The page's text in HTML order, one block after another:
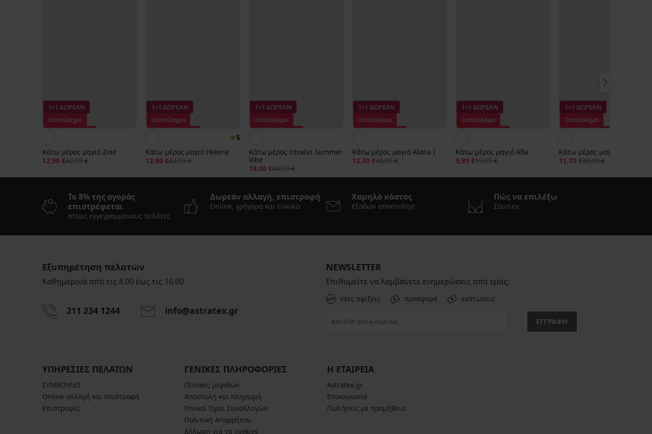
1+1 ΔΩΡΕΑΝ
Ξεπούλημα
Κάτω μέρος μαγιό Zoie
12,90 €42,99 €
1+1 ΔΩΡΕΑΝ
Ξεπούλημα
5
Κάτω μέρος μαγιό Helene
12,90 €42,99 €
1+1 ΔΩΡΕΑΝ
Ξεπούλημα
Κάτω μέρος τανκίνι Summer
Vibe
18,00 €44,99 €
1+1 ΔΩΡΕΑΝ
Ξεπούλημα
Κάτω μέρος μαγιό Alana I
12,30 €40,99 €
1+1 ΔΩΡΕΑΝ
Ξεπούλημα
Κάτω μέρος μαγιό Afia
9,99 €19,99 €
1+1 ΔΩΡΕΑΝ
Ξεπούλημα
Κάτω μέρος μαγιό Isabel
11,70 €38,99 €
Το 8% της αγοράς
επιστρέφεται
στους εγγεγραμμένους πελάτες
Δωρεάν αλλαγή, επιστροφή
Online, γρήγορα και εύκολα
Χαμηλό κόστος
Εξοδων αποστολησ
Πώς να επιλέξω
Σουτιεν;
Εξυπηρέτηση πελατών
Καθημερινά από τις 8.00 έως τις 16.00
211 234 1244 info@astratex.gr
NEWSLETTER
Επιθυμείτε να λαμβάνετε ενημερώσεις από εμάς;
νέες αφίξεις προσφορά εκπτώσεις
ΕΓΓΡΑΦΗ
ΥΠΗΡΕΣΙΕΣ ΠΕΛΑΤΩΝ
ΣΥΜΒΟΥΛΕΣ
Online αλλαγή και επιστροφή
Επιστροφές
ΓΕΝΙΚΕΣ ΠΛΗΡΟΦΟΡΙΕΣ
Πίνακες μεγεθών
Αποστολή και πληρωμή
Γενικοί Όροι Συναλλαγών
Πολιτική Απορρήτου
Δήλωση για τα cookies
Η ΕΤΑΙΡΕΙΑ
Astratex.gr
Επικοινωνία
Πωλήσεις με προμήθεια